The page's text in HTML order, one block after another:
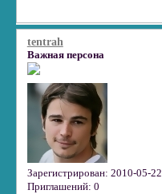
tentrah
Важная персона
Зарегистрирован: 2010-05-22
Приглашений: 0